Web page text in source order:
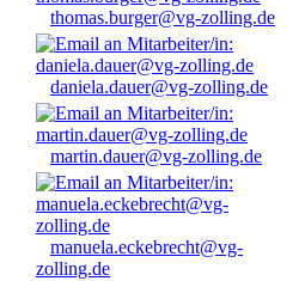
thomas.burger@vg-zolling.de
daniela.dauer@vg-zolling.de
martin.dauer@vg-zolling.de
manuela.eckebrecht@vg-
zolling.de